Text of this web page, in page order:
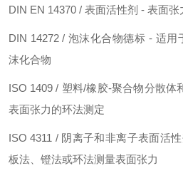
DIN EN 14370 / 表面活性剂 - 表面张
DIN 14272 / 泡沫化合物德标 - 适
沫化合物
ISO 1409 / 塑料/橡胶-聚合物分散体
表面张力的环法测定
ISO 4311 / 阴离子和非离子表面活
板法、镫法或环法测量表面张力